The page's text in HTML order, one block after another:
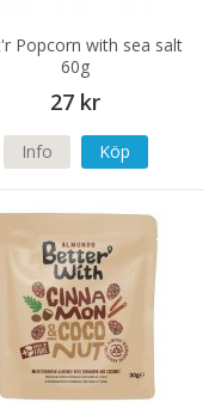
Popcorn with sea salt
60g
27 kr
Info Köp